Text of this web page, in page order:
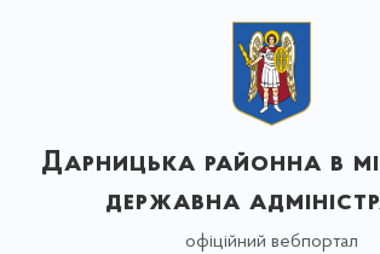
Дарницька районна в
державна
офіційний вебпортал